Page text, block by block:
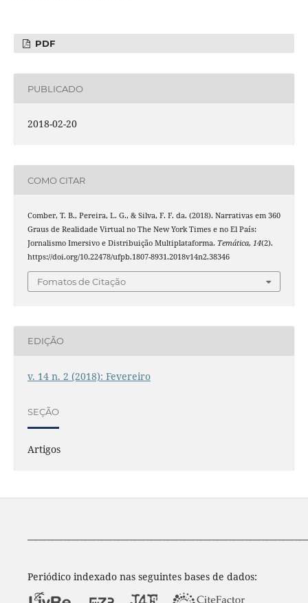
PDF
PUBLICADO
2018-02-20
COMO CITAR
Comber, T. B., Pereira, L. G., & Silva, F. F. da. (2018). Narrativas em 360
Graus de Realidade Virtual no The New York Times e no El País:
Jornalismo Imersivo e Distribuição Multiplataforma. Temática, 14(2).
https://doi.org/10.22478/ufpb.1807-8931.2018v14n2.38346
Fomatos de Citação
EDIÇÃO
v. 14 n. 2 (2018): Fevereiro
SEÇÃO
Artigos
Periódico indexado nas seguintes bases de dados: